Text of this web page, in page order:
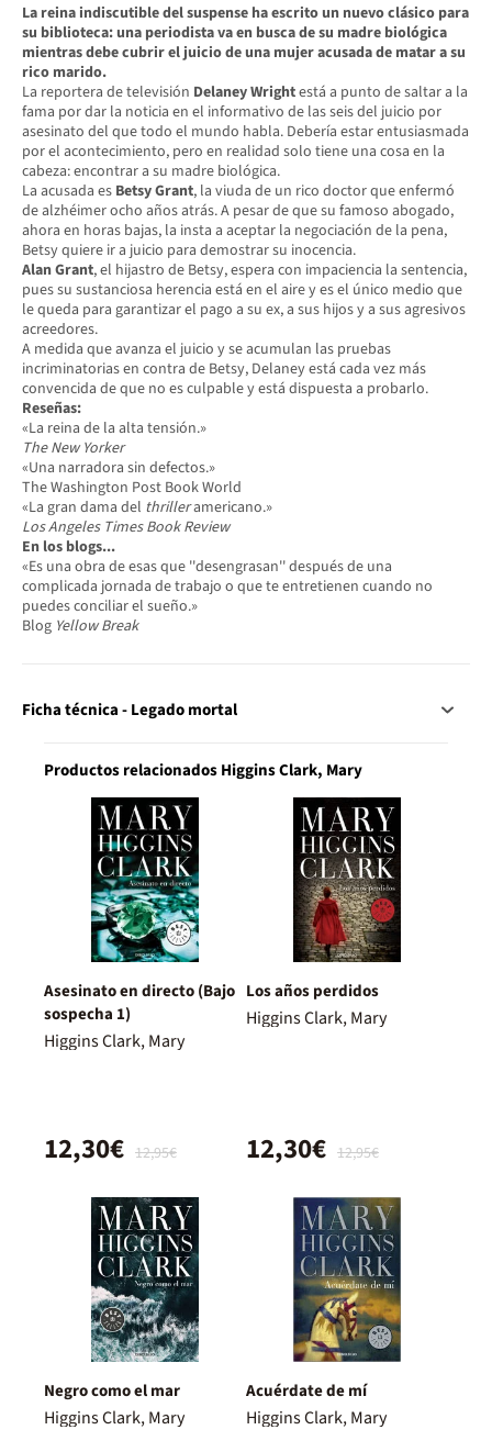
La reina indiscutible del suspense ha escrito un nuevo clásico para
su biblioteca: una periodista va en busca de su madre biológica
mientras debe cubrir el juicio de una mujer acusada de matar a su
rico marido.
La reportera de televisión Delaney Wrightestá a punto de saltar a la
fama por dar la noticia en el informativo de las seis del juicio por
asesinato del que todo el mundo habla. Debería estar entusiasmada
por el acontecimiento, pero en realidad solo tiene una cosa en la
cabeza: encontrar a su madre biológica.
La acusada es Betsy Grant, la viuda de un rico doctor que enfermó
de alzhéimer ocho años atrás. A pesar de que su famoso abogado,
ahora en horas bajas, la insta a aceptar la negociación de la pena,
Betsy quiere ir a juicio para demostrar su inocencia.
Alan Grant, el hijastro de Betsy, espera con impaciencia la sentencia,
pues su sustanciosa herencia está en el aire y es el único medio que
le queda para garantizar el pago a su ex, a sus hijos y a sus agresivos
acreedores.
A medida que avanza el juicio y se acumulan las pruebas
incriminatorias en contra de Betsy, Delaney está cada vez más
convencida de que no es culpable y está dispuesta a probarlo.
Reseñas:
«La reina de la alta tensión.»
The New Yorker
«Una narradora sin defectos.»
The Washington Post Book World
«La gran dama del thrilleramericano.»
Los Angeles Times Book Review
En los blogs...
«Es una obra de esas que ''desengrasan'' después de una
complicada jornada de trabajo o que te entretienen cuando no
puedes conciliar el sueño.»
Blog Yellow Break
Ficha técnica - Legado mortal
Productos relacionados Higgins Clark, Mary
Asesinato en directo (Bajo
sospecha 1)
Higgins Clark, Mary
12,95€
12,30€
Los años perdidos
Higgins Clark, Mary
12,95€
12,30€
Negro como el mar
Higgins Clark, Mary
Acuérdate de mí
Higgins Clark, Mary